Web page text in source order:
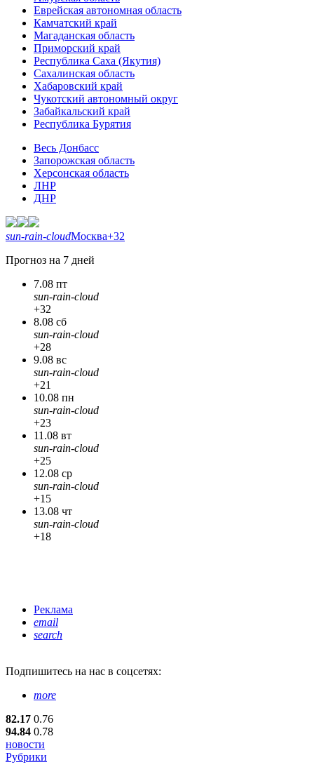
Еврейская автономная область
Камчатский край
Магаданская область
Приморский край
Республика Саха (Якутия)
Сахалинская область
Хабаровский край
Чукотский автономный округ
Забайкальский край
Республика Бурятия
Весь Донбасс
Запорожская область
Херсонская область
ЛНР
ДНР
sun-rain-cloudМосква+32
Прогноз на 7 дней
7.08 пт
sun-rain-cloud
+32
8.08 сб
sun-rain-cloud
+28
9.08 вс
sun-rain-cloud
+21
10.08 пн
sun-rain-cloud
+23
11.08 вт
sun-rain-cloud
+25
12.08 ср
sun-rain-cloud
+15
13.08 чт
sun-rain-cloud
+18
Реклама
email
search
Подпишитесь на нас в соцсетях:
more
82.17 0.76
94.84 0.78
новости
Рубрики